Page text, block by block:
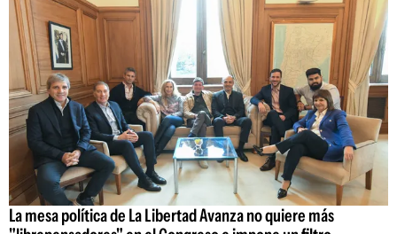
La mesa política de La Libertad Avanza no quiere más